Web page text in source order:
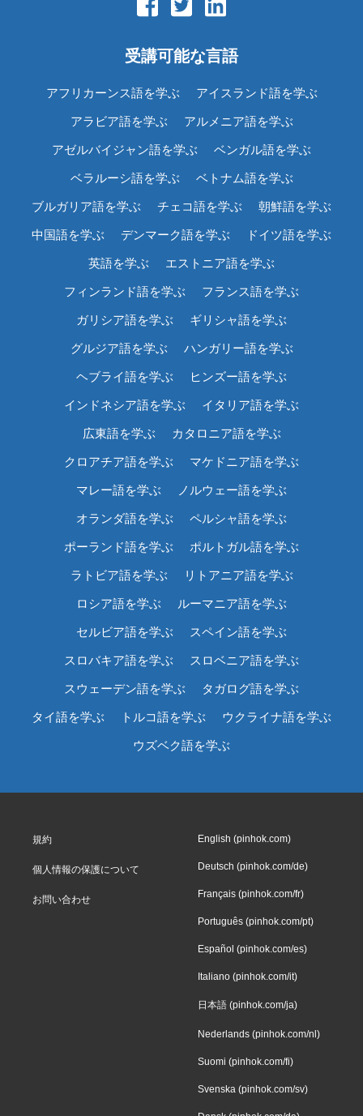
受講可能な言語
アフリカーンス語を学ぶ アイスランド語を学ぶ
アラビア語を学ぶ アルメニア語を学ぶ
アゼルバイジャン語を学ぶ ベンガル語を学ぶ
ベラルーシ語を学ぶ ベトナム語を学ぶ
ブルガリア語を学ぶ チェコ語を学ぶ 朝鮮語を学ぶ
中国語を学ぶ デンマーク語を学ぶ ドイツ語を学ぶ
英語を学ぶ エストニア語を学ぶ
フィンランド語を学ぶ フランス語を学ぶ
ガリシア語を学ぶ ギリシャ語を学ぶ
グルジア語を学ぶ ハンガリー語を学ぶ
ヘブライ語を学ぶ ヒンズー語を学ぶ
インドネシア語を学ぶ イタリア語を学ぶ
広東語を学ぶ カタロニア語を学ぶ
クロアチア語を学ぶ マケドニア語を学ぶ
マレー語を学ぶ ノルウェー語を学ぶ
オランダ語を学ぶ ペルシャ語を学ぶ
ポーランド語を学ぶ ポルトガル語を学ぶ
ラトビア語を学ぶ リトアニア語を学ぶ
ロシア語を学ぶ ルーマニア語を学ぶ
セルビア語を学ぶ スペイン語を学ぶ
スロバキア語を学ぶ スロベニア語を学ぶ
スウェーデン語を学ぶ タガログ語を学ぶ
タイ語を学ぶ トルコ語を学ぶ ウクライナ語を学ぶ
ウズベク語を学ぶ
規約
個人情報の保護について
お問い合わせ
English (pinhok.com)
Deutsch (pinhok.com/de)
Français (pinhok.com/fr)
Português (pinhok.com/pt)
Español (pinhok.com/es)
Italiano (pinhok.com/it)
日本語 (pinhok.com/ja)
Nederlands (pinhok.com/nl)
Suomi (pinhok.com/fi)
Svenska (pinhok.com/sv)